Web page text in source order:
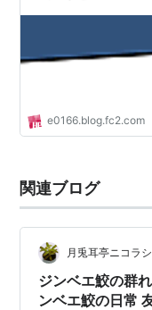
e0166.blog.fc2.com
関連ブログ
月兎耳亭ニコラ
ジンベエ鮫の群
ンベエ鮫の日常